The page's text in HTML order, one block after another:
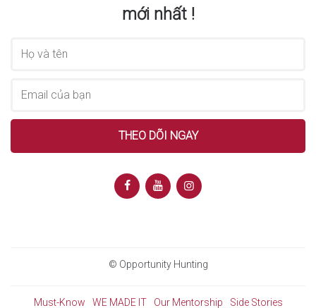
mới nhất !
© Opportunity Hunting
Must-Know WE MADE IT Our Mentorship Side Stories